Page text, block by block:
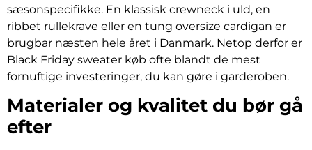
sæsonspecifikke. En klassisk crewneck i uld, en
ribbet rullekrave eller en tung oversize cardigan er
brugbar næsten hele året i Danmark. Netop derfor er
Black Friday sweater køb ofte blandt de mest
fornuftige investeringer, du kan gøre i garderoben.
Materialer og kvalitet du bør gå
efter